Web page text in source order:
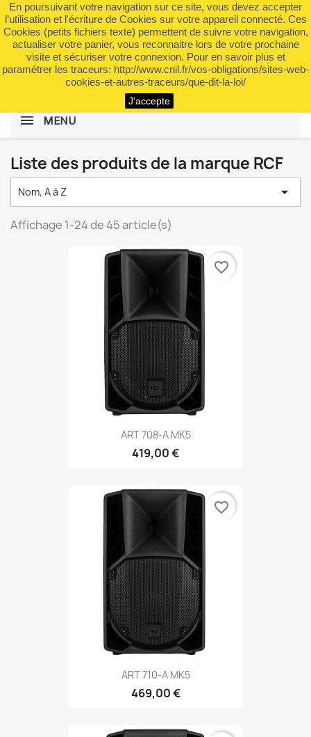
En poursuivant votre navigation sur ce site, vous devez accepter
l’utilisation et l'écriture de Cookies sur votre appareil connecté. Ces
Cookies (petits fichiers texte) permettent de suivre votre navigation,
actualiser votre panier, vous reconnaitre lors de votre prochaine
visite et sécuriser votre connexion. Pour en savoir plus et
paramétrer les traceurs: http://www.cnil.fr/vos-obligations/sites-web-
cookies-et-autres-traceurs/que-dit-la-loi/
J'accepte
 shopping_cart (0)

search
MENU
Liste des produits de la marque RCF
Nom, A à Z 
Affichage 1-24 de 45 article(s)
ART 708-A MK5
419,00 €
favorite_border
ART 710-A MK5
469,00 €
favorite_border